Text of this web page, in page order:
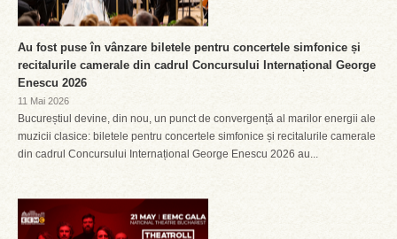
Au fost puse în vânzare biletele pentru concertele simfonice și
recitalurile camerale din cadrul Concursului Internațional George
Enescu 2026
11 Mai 2026
Bucureștiul devine, din nou, un punct de convergență al marilor energii ale
muzicii clasice: biletele pentru concertele simfonice și recitalurile camerale
din cadrul Concursului Internațional George Enescu 2026 au...